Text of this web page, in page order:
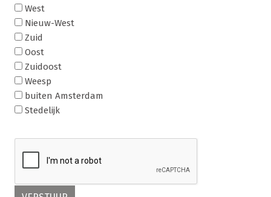
West
Nieuw-West
Zuid
Oost
Zuidoost
Weesp
buiten Amsterdam
Stedelijk